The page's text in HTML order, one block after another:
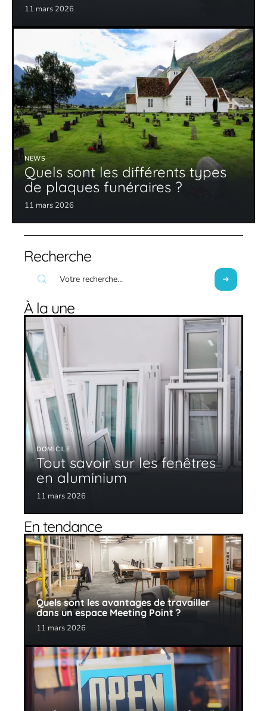
11 mars 2026
NEWS
Quels sont les différents types
de plaques funéraires ?
11 mars 2026
Recherche
À la une
DOMICILE
Tout savoir sur les fenêtres
en aluminium
11 mars 2026
En tendance
Quels sont les avantages de travailler
dans un espace Meeting Point ?
11 mars 2026